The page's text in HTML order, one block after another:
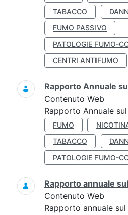
TABACCO
FUMO PASSIVO
PATOLOGIE FUMO-
CENTRI ANTIFUMO
Rapporto Annuale
Contenuto Web
Rapporto Annuale
FUMO
TABACCO
PATOLOGIE FUMO-
Rapporto annuale
Contenuto Web
Rapporto annuale